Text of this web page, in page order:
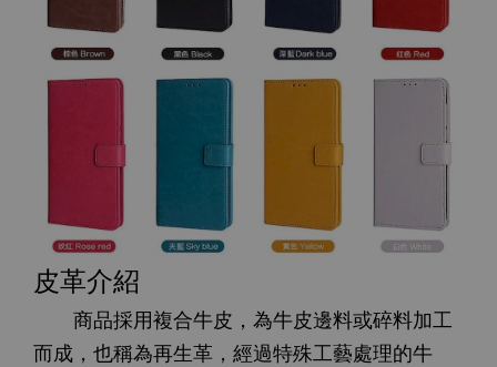
皮革介紹
商品採用複合牛皮，為牛皮邊料或碎料加工
而成，也稱為再生革，經過特殊工藝處理的牛